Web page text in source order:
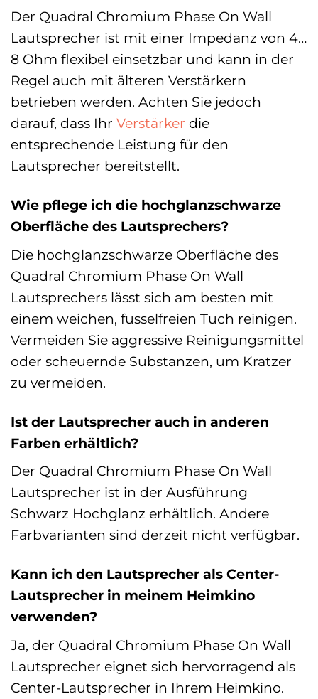
Der Quadral Chromium Phase On Wall
Lautsprecher ist mit einer Impedanz von 4…
8 Ohm flexibel einsetzbar und kann in der
Regel auch mit älteren Verstärkern
betrieben werden. Achten Sie jedoch
darauf, dass Ihr Verstärker die
entsprechende Leistung für den
Lautsprecher bereitstellt.
Wie pflege ich die hochglanzschwarze
Oberfläche des Lautsprechers?
Die hochglanzschwarze Oberfläche des
Quadral Chromium Phase On Wall
Lautsprechers lässt sich am besten mit
einem weichen, fusselfreien Tuch reinigen.
Vermeiden Sie aggressive Reinigungsmittel
oder scheuernde Substanzen, um Kratzer
zu vermeiden.
Ist der Lautsprecher auch in anderen
Farben erhältlich?
Der Quadral Chromium Phase On Wall
Lautsprecher ist in der Ausführung
Schwarz Hochglanz erhältlich. Andere
Farbvarianten sind derzeit nicht verfügbar.
Kann ich den Lautsprecher als Center-
Lautsprecher in meinem Heimkino
verwenden?
Ja, der Quadral Chromium Phase On Wall
Lautsprecher eignet sich hervorragend als
Center-Lautsprecher in Ihrem Heimkino.